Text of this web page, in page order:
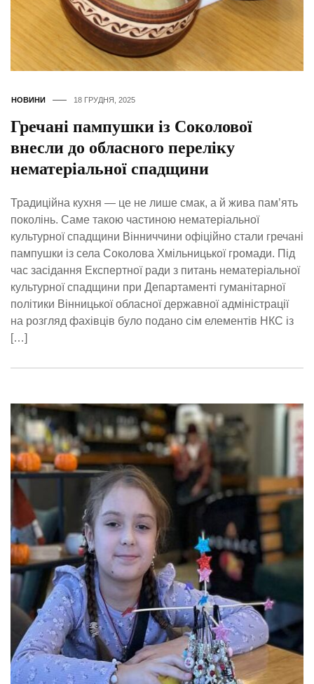
НОВИНИ 18 ГРУДНЯ, 2025
Гречані пампушки із Соколової
внесли до обласного переліку
нематеріальної спадщини
Традиційна кухня — це не лише смак, а й жива пам’ять
поколінь. Саме такою частиною нематеріальної
культурної спадщини Вінниччини офіційно стали гречані
пампушки із села Соколова Хмільницької громади. Під
час засідання Експертної ради з питань нематеріальної
культурної спадщини при Департаменті гуманітарної
політики Вінницької обласної державної адміністрації
на розгляд фахівців було подано сім елементів НКС із
[…]